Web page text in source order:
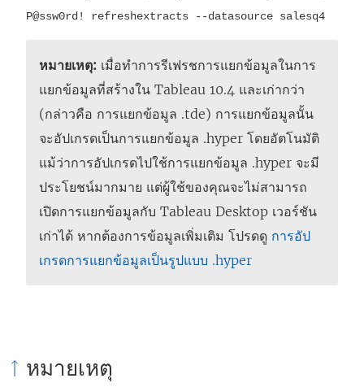
P@ssw0rd! refreshextracts --datasource salesq4
หมายเหตุ: เมื่อทำการรีเฟรชการแยกข้อมูลในการ
แยกข้อมูลที่สร้างใน Tableau 10.4 และเก่ากว่า
(กล่าวคือ การแยกข้อมูล .tde) การแยกข้อมูลนั้น
จะอัปเกรดเป็นการแยกข้อมูล .hyper โดยอัตโนมัติ
แม้ว่าการอัปเกรดไปใช้การแยกข้อมูล .hyper จะมี
ประโยชน์มากมาย แต่ผู้ใช้ของคุณจะไม่สามารถ
เปิดการแยกข้อมูลกับ Tableau Desktop เวอร์ชัน
เก่าได้ หากต้องการข้อมูลเพิ่มเติม โปรดดู การอัป
เกรดการแยกข้อมูลเป็นรูปแบบ .hyper
หมายเหตุ